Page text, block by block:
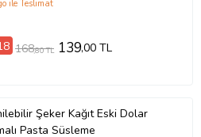
ile Teslimat
168,80 TL 139,00 TL
Şeker Kağıt Eski Dolar
Pasta Süsleme